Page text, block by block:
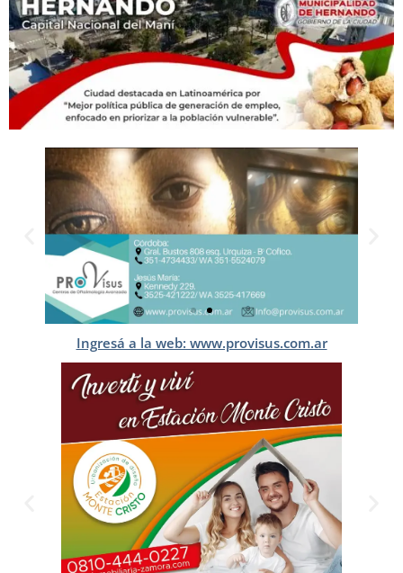
Ingresá a la web: www.provisus.com.ar